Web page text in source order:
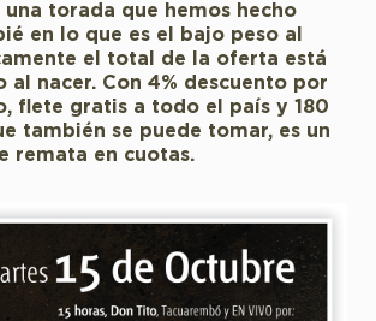
torada que hemos hecho
en lo que es el bajo peso al
el total de la oferta está
al nacer. Con 4% descuento por
flete gratis a todo el país y 180
también se puede tomar, es un
remata en cuotas.